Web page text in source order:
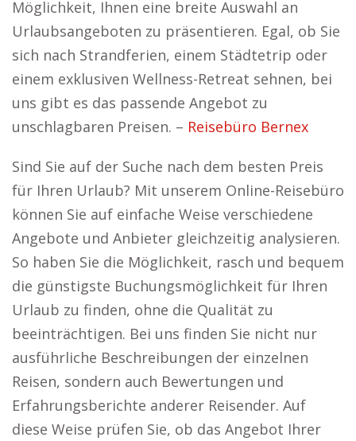
Möglichkeit, Ihnen eine breite Auswahl an
Urlaubsangeboten zu präsentieren. Egal, ob Sie
sich nach Strandferien, einem Städtetrip oder
einem exklusiven Wellness-Retreat sehnen, bei
uns gibt es das passende Angebot zu
unschlagbaren Preisen. – Reisebüro Bernex
Sind Sie auf der Suche nach dem besten Preis
für Ihren Urlaub? Mit unserem Online-Reisebüro
können Sie auf einfache Weise verschiedene
Angebote und Anbieter gleichzeitig analysieren.
So haben Sie die Möglichkeit, rasch und bequem
die günstigste Buchungsmöglichkeit für Ihren
Urlaub zu finden, ohne die Qualität zu
beeinträchtigen. Bei uns finden Sie nicht nur
ausführliche Beschreibungen der einzelnen
Reisen, sondern auch Bewertungen und
Erfahrungsberichte anderer Reisender. Auf
diese Weise prüfen Sie, ob das Angebot Ihrer